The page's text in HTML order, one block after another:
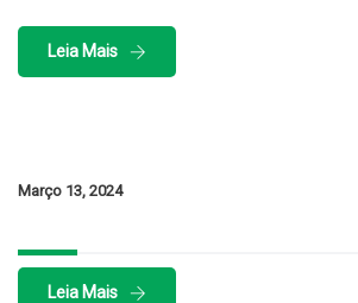
Leia Mais
Março 13, 2024
Leia Mais